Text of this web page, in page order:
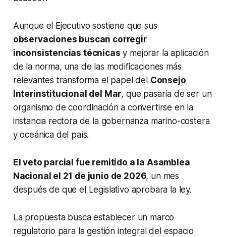
Aunque el Ejecutivo sostiene que sus
observaciones buscan corregir
inconsistencias técnicas y mejorar la aplicación
de la norma, una de las modificaciones más
relevantes transforma el papel del Consejo
Interinstitucional del Mar, que pasaría de ser un
organismo de coordinación a convertirse en la
instancia rectora de la gobernanza marino-costera
y oceánica del país.
El veto parcial fue remitido a la Asamblea
Nacional el 21 de junio de 2026, un mes
después de que el Legislativo aprobara la ley.
La propuesta busca establecer un marco
regulatorio para la gestión integral del espacio